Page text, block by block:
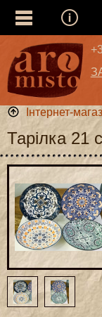
Інтернет-
Тарілка 21